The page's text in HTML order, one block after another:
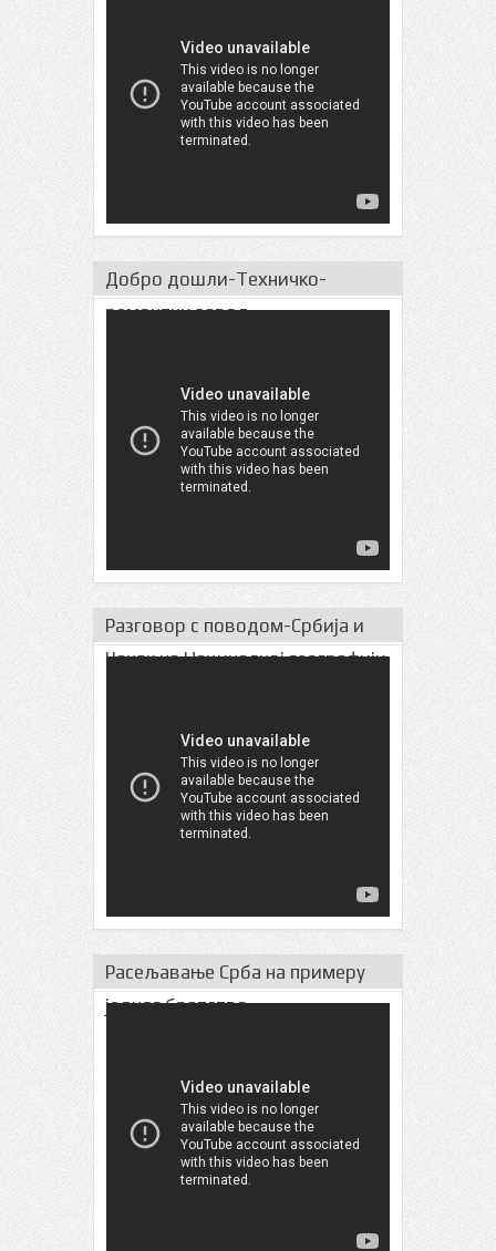
Добро дошли-Техничко-
ремонтни завод
Разговор с поводом-Србија и
Чачак на Нациналној географији
Расељавање Срба на примеру
једног братства